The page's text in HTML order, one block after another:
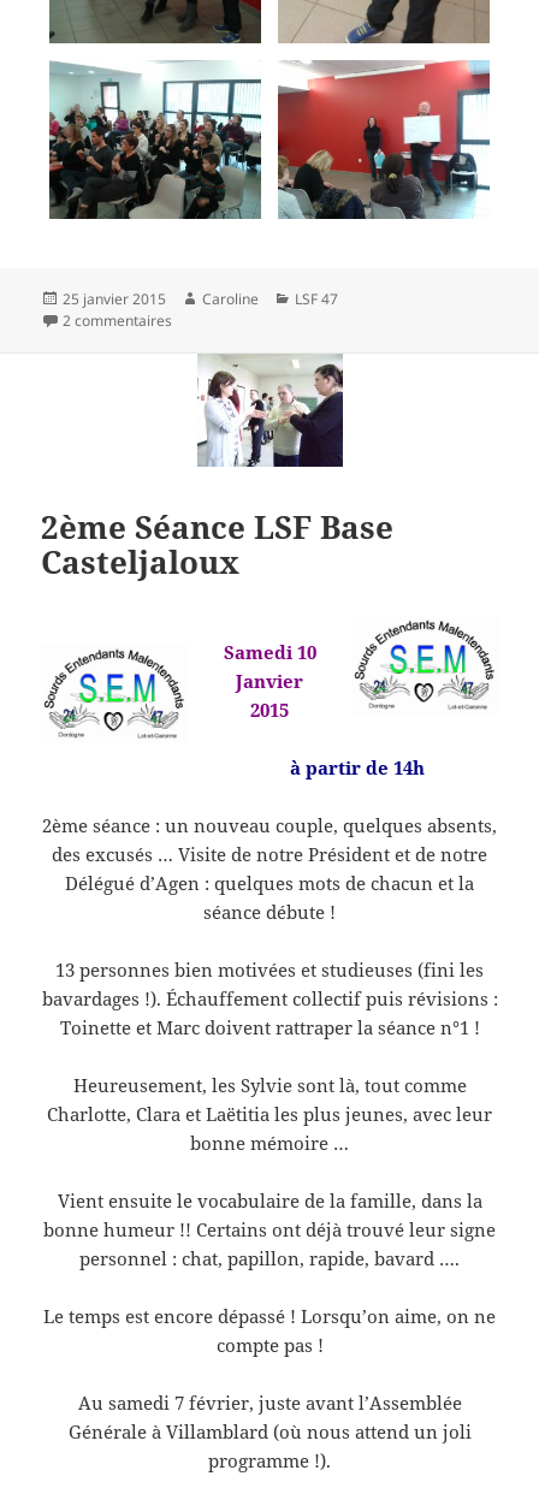
Publié
le
25 janvier 2015 Auteur
Caroline Catégories
LSF 47
2 commentaires
2ème Séance LSF Base
Casteljaloux
Samedi 10
Janvier
2015
à partir de 14h
2ème séance : un nouveau couple, quelques absents,
des excusés … Visite de notre Président et de notre
Délégué d’Agen : quelques mots de chacun et la
séance débute !
13 personnes bien motivées et studieuses (fini les
bavardages !). Échauffement collectif puis révisions :
Toinette et Marc doivent rattraper la séance n°1 !
Heureusement, les Sylvie sont là, tout comme
Charlotte, Clara et Laëtitia les plus jeunes, avec leur
bonne mémoire …
Vient ensuite le vocabulaire de la famille, dans la
bonne humeur !! Certains ont déjà trouvé leur signe
personnel : chat, papillon, rapide, bavard ….
Le temps est encore dépassé ! Lorsqu’on aime, on ne
compte pas !
Au samedi 7 février, juste avant l’Assemblée
Générale à Villamblard (où nous attend un joli
programme !).